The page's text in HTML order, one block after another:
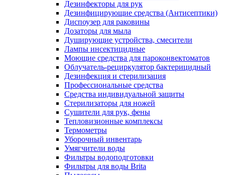
Дезинфекторы для рук
Дезинфицирующие средства (Антисептики)
Диспоузер для раковины
Дозаторы для мыла
Душирующие устройства, смесители
Лампы инсектицидные
Моющие средства для пароконвектоматов
Облучатель-рециркулятор бактерицидный
Дезинфекция и стерилизация
Профессиональные средства
Средства индивидуальной защиты
Стерилизаторы для ножей
Сушители для рук, фены
Тепловизионные комплексы
Термометры
Уборочный инвентарь
Умягчители воды
Фильтры водоподготовки
Фильтры для воды Brita